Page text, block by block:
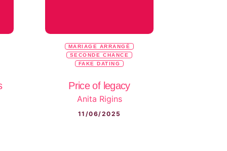
MARIAGE ARRANGÉ
SECONDE CHANCE
FAKE DATING
Price of legacy
Anita Rigins
11/06/2025